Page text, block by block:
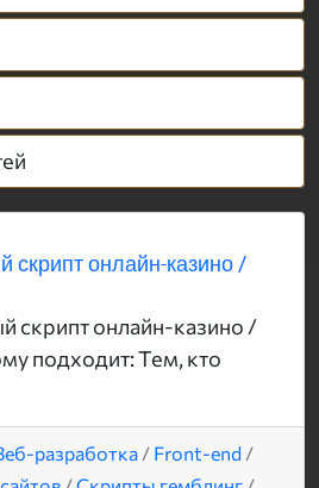
скрипт онлайн-казино /
скрипт онлайн-казино /
подходит: Тем, кто
разработка / Front-end /